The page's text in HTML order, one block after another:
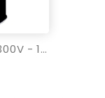
Aceite de carreras MOTUL 300V - 10W-40 - 55 galones - Tambo